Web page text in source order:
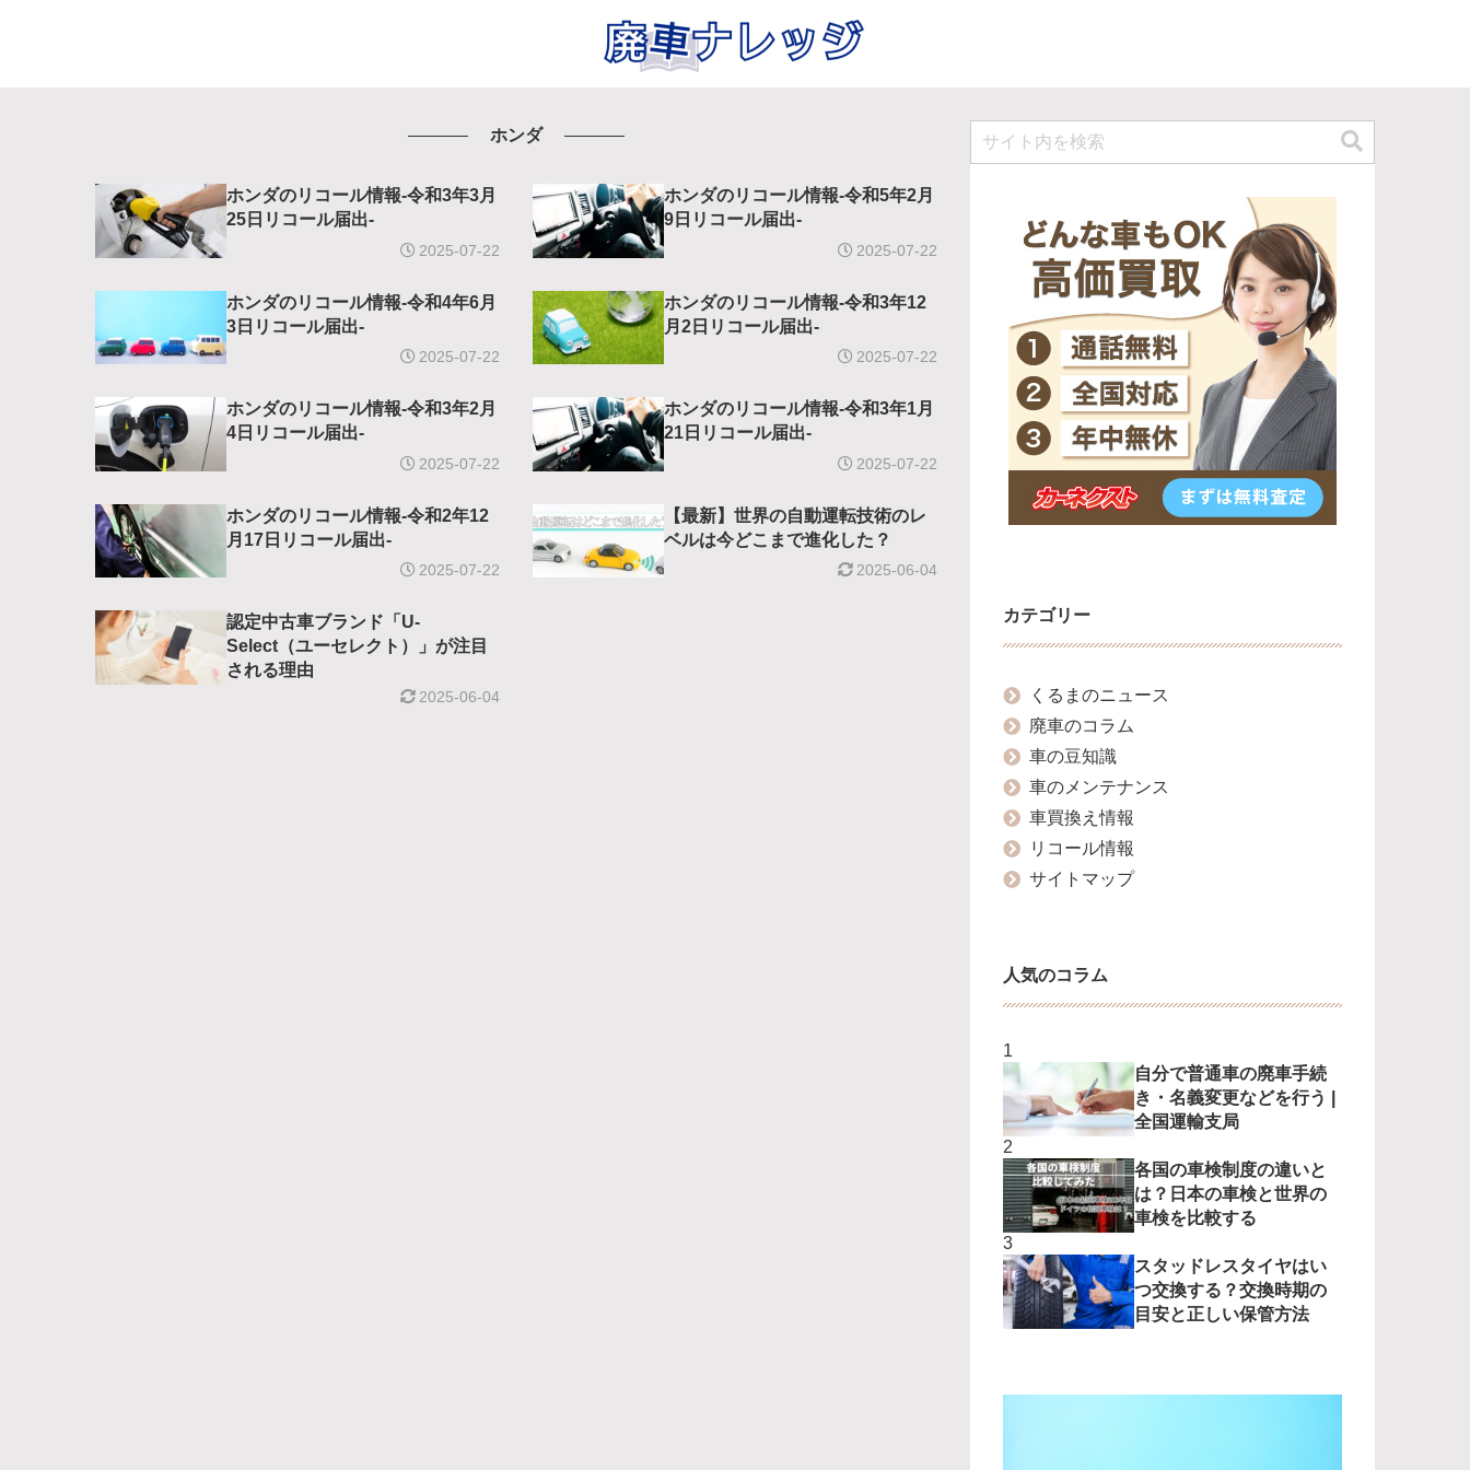
ホンダ
ホンダのリコール情報-令和3年3月
25日リコール届出-
2025-07-22
ホンダのリコール情報-令和5年2月
9日リコール届出-
2025-07-22
ホンダのリコール情報-令和4年6月
3日リコール届出-
2025-07-22
ホンダのリコール情報-令和3年12
月2日リコール届出-
2025-07-22
ホンダのリコール情報-令和3年2月
4日リコール届出-
2025-07-22
ホンダのリコール情報-令和3年1月
21日リコール届出-
2025-07-22
ホンダのリコール情報-令和2年12
月17日リコール届出-
2025-07-22
【最新】世界の自動運転技術のレ
ベルは今どこまで進化した？
2025-06-04
認定中古車ブランド「U-
Select（ユーセレクト）」が注目
される理由
2025-06-04
カテゴリー
くるまのニュース
廃車のコラム
車の豆知識
車のメンテナンス
車買換え情報
リコール情報
サイトマップ
人気のコラム
自分で普通車の廃車手続
き・名義変更などを行う |
全国運輸支局
各国の車検制度の違いと
は？日本の車検と世界の
車検を比較する
スタッドレスタイヤはい
つ交換する？交換時期の
目安と正しい保管方法